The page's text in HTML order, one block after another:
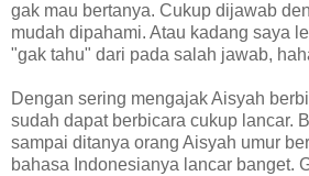
gak mau bertanya. Cukup dijawab
mudah dipahami. Atau kadang saya
"gak tahu" dari pada salah jawab,
Dengan sering mengajak Aisyah
sudah dapat berbicara cukup lancar.
sampai ditanya orang Aisyah umur
bahasa Indonesianya lancar banget.